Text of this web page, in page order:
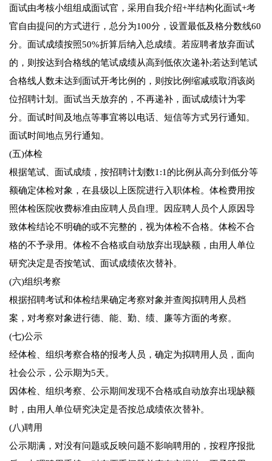
面试由考核小组组成面试官，采用自我介绍+半结构化面试+考
官自由提问的方式进行，总分为100分，设置最低及格分数线60
分。面试成绩按照50%折算后纳入总成绩。若应聘者放弃面试
的，则按达到合格线的笔试成绩从高到低依次递补;若达到笔试
合格线人数未达到面试开考比例的，则按比例缩减或取消该岗
位招聘计划。面试当天放弃的，不再递补，面试成绩计为零
分。面试时间及地点等事宜将以电话、短信等方式另行通知。
面试时间地点另行通知。
(五)体检
根据笔试、面试成绩，按招聘计划数1:1的比例从高分到低分等
额确定体检对象，在县级以上医院进行入职体检。体检费用按
照体检医院收费标准由应聘人员自理。因应聘人员个人原因导
致体检结论不明确的或不完整的，视为体检不合格。体检不合
格的不予录用。体检不合格或自动放弃出现缺额，由用人单位
研究决定是否按笔试、面试成绩依次替补。
(六)组织考察
根据招聘考试和体检结果确定考察对象并查阅拟聘用人员档
案，对考察对象进行德、能、勤、绩、廉等方面的考察。
(七)公示
经体检、组织考察合格的报考人员，确定为拟聘用人员，面向
社会公示，公示期为5天。
因体检、组织考察、公示期间发现不合格或自动放弃出现缺额
时，由用人单位研究决定是否按总成绩依次替补。
(八)聘用
公示期满，对没有问题或反映问题不影响聘用的，按程序报批